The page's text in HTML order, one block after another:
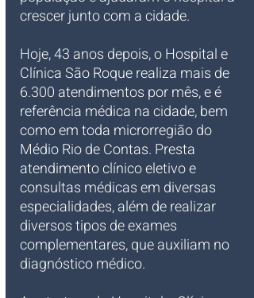
crescer junto com a cidade.
Hoje, 43 anos depois, o Hospital e
Clínica São Roque realiza mais de
6.300 atendimentos por mês, e é
referência médica na cidade, bem
como em toda microrregião do
Médio Rio de Contas. Presta
atendimento clínico eletivo e
consultas médicas em diversas
especialidades, além de realizar
diversos tipos de exames
complementares, que auxiliam no
diagnóstico médico.